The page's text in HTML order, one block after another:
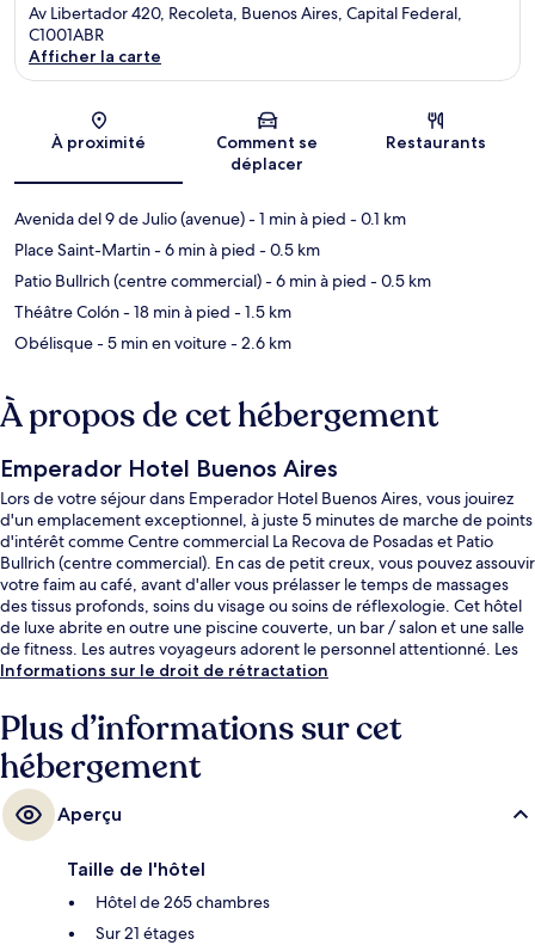
Av Libertador 420, Recoleta, Buenos Aires, Capital Federal,
C1001ABR
Afficher la carte
À proximité
Comment se
déplacer
Restaurants
Avenida del 9 de Julio (avenue)- 1 min à pied - 0.1 km
Place Saint-Martin- 6 min à pied - 0.5 km
Patio Bullrich (centre commercial)- 6 min à pied - 0.5 km
Théâtre Colón- 18 min à pied - 1.5 km
Obélisque- 5 min en voiture- 2.6 km
À propos de cet hébergement
Emperador Hotel Buenos Aires
Lors de votre séjour dans Emperador Hotel Buenos Aires, vous jouirez
d'un emplacement exceptionnel, à juste 5 minutes de marche de points
d'intérêt comme Centre commercial La Recova de Posadas et Patio
Bullrich (centre commercial). En cas de petit creux, vous pouvez assouvir
votre faim au café, avant d'aller vous prélasser le temps de massages
des tissus profonds, soins du visage ou soins de réflexologie. Cet hôtel
de luxe abrite en outre une piscine couverte, un bar / salon et une salle
de fitness. Les autres voyageurs adorent le personnel attentionné. Les
transports publics se situent à une courte distance à pied : Station San
Informations sur le droit de rétractation
Plus d’informations sur cet
hébergement
Aperçu
Taille de l'hôtel
Hôtel de 265 chambres
Sur 21 étages